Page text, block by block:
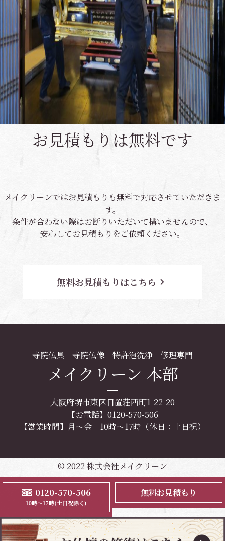
0120-570-506
10時～17時(土日祝除く)
無料お見積もり
お見積もりは無料です
メイクリーンではお見積もりも無料で対応させていただきま
す。
条件が合わない際はお断りいただいて構いませんので、
安心してお見積もりをご依頼ください。
無料お見積もりはこちら navigate_next
寺院仏具 寺院仏像 特許泡洗浄 修理専門
メイクリーン 本部
大阪府堺市東区日置荘西町1-22-20
【お電話】0120-570-506
【営業時間】月～金 10時～17時（休日：土日祝）
© 2022 株式会社メイクリーン